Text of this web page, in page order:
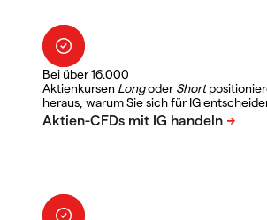
Bei über 16.000
Aktienkursen LongoderShort
heraus, warum Sie sich für IG